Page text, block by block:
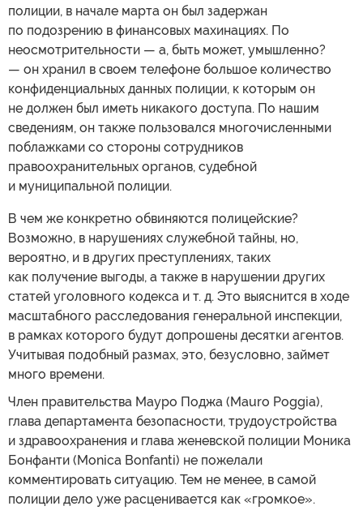
полиции, в начале марта он был задержан
по подозрению в финансовых махинациях. По
неосмотрительности — а, быть может, умышленно?
— он хранил в своем телефоне большое количество
конфиденциальных данных полиции, к которым он
не должен был иметь никакого доступа. По нашим
сведениям, он также пользовался многочисленными
поблажками со стороны сотрудников
правоохранительных органов, судебной
и муниципальной полиции.
В чем же конкретно обвиняются полицейские?
Возможно, в нарушениях служебной тайны, но,
вероятно, и в других преступлениях, таких
как получение выгоды, а также в нарушении других
статей уголовного кодекса и т. д. Это выяснится в ходе
масштабного расследования генеральной инспекции,
в рамках которого будут допрошены десятки агентов.
Учитывая подобный размах, это, безусловно, займет
много времени.
Член правительства Мауро Поджа (Mauro Poggia),
глава департамента безопасности, трудоустройства
и здравоохранения и глава женевской полиции Моника
Бонфанти (Monica Bonfanti) не пожелали
комментировать ситуацию. Тем не менее, в самой
полиции дело уже расценивается как «громкое».